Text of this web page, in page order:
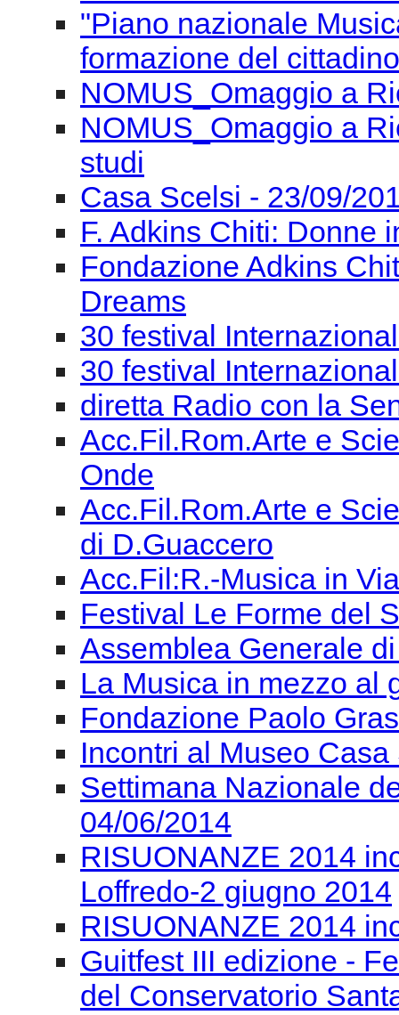
"Piano nazionale
formazione del
NOMUS_Omaggio a
NOMUS_Omaggio a
studi
Casa Scelsi - 23/09/
F. Adkins Chiti: Donne
Fondazione Adkins
Dreams
30 festival
30 festival
diretta Radio con la
Acc.Fil.Rom.Arte e
Onde
Acc.Fil.Rom.Arte e
di D.Guaccero
Acc.Fil:R.-Musica in
Festival Le Forme del
Assemblea Generale
La Musica in mezzo al
Fondazione Paolo
Incontri al Museo
Settimana Nazionale
04/06/2014
RISUONANZE 2014
Loffredo-2 giugno 2014
RISUONANZE 2014
Guitfest III edizione -
del Conservatorio